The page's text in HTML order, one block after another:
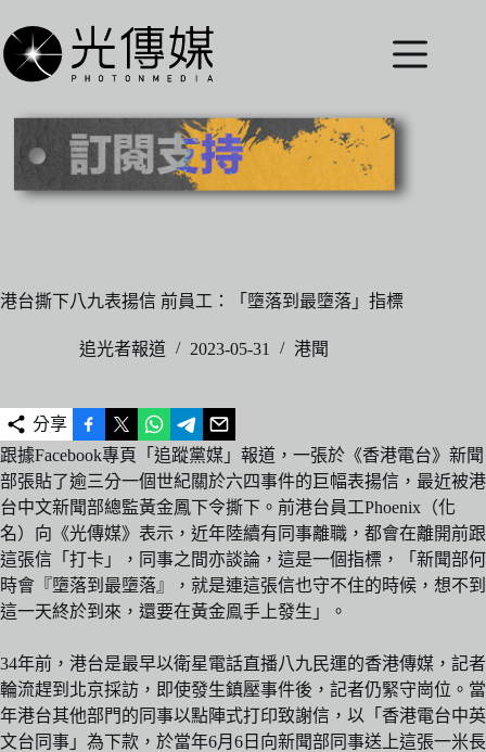
至
主
內
港台撕下八九表揚信 前員工：「墮落到最墮落」指標
追光者報道 2023-05-31 港聞
分享
跟據Facebook專頁「追蹤黨媒」報道，一張於《香港電台》新聞
部張貼了逾三分一個世紀關於六四事件的巨幅表揚信，最近被港
台中文新聞部總監黃金鳳下令撕下。前港台員工Phoenix（化
名）向《光傳媒》表示，近年陸續有同事離職，都會在離開前跟
這張信「打卡」，同事之間亦談論，這是一個指標，「新聞部何
時會『墮落到最墮落』，就是連這張信也守不住的時候，想不到
這一天終於到來，還要在黃金鳯手上發生」。
34年前，港台是最早以衛星電話直播八九民運的香港傳媒，記者
輪流趕到北京採訪，即使發生鎮壓事件後，記者仍緊守崗位。當
年港台其他部門的同事以點陣式打印致謝信，以「香港電台中英
文台同事」為下款，於當年6月6日向新聞部同事送上這張一米長